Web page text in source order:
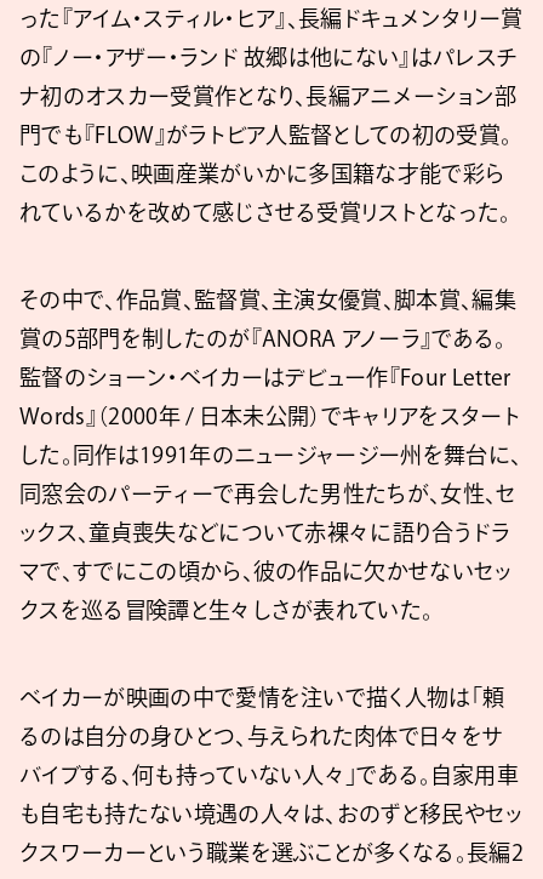
った『アイム・スティル・ヒア』、長編ドキュメンタリー賞
の『ノー・アザー・ランド 故郷は他にない』はパレスチ
ナ初のオスカー受賞作となり、長編アニメーション部
門でも『FLOW』がラトビア人監督としての初の受賞。
このように、映画産業がいかに多国籍な才能で彩ら
れているかを改めて感じさせる受賞リストとなった。
その中で、作品賞、監督賞、主演女優賞、脚本賞、編集
賞の5部門を制したのが『ANORA アノーラ』である。
監督のショーン・ベイカーはデビュー作『Four Letter
Words』（2000年 / 日本未公開）でキャリアをスタート
した。同作は1991年のニュージャージー州を舞台に、
同窓会のパーティーで再会した男性たちが、女性、セ
ックス、童貞喪失などについて赤裸々に語り合うドラ
マで、すでにこの頃から、彼の作品に欠かせないセッ
クスを巡る冒険譚と生々しさが表れていた。
ベイカーが映画の中で愛情を注いで描く人物は「頼
るのは自分の身ひとつ、与えられた肉体で日々をサ
バイブする、何も持っていない人々」である。自家用車
も自宅も持たない境遇の人々は、おのずと移民やセッ
クスワーカーという職業を選ぶことが多くなる。長編2